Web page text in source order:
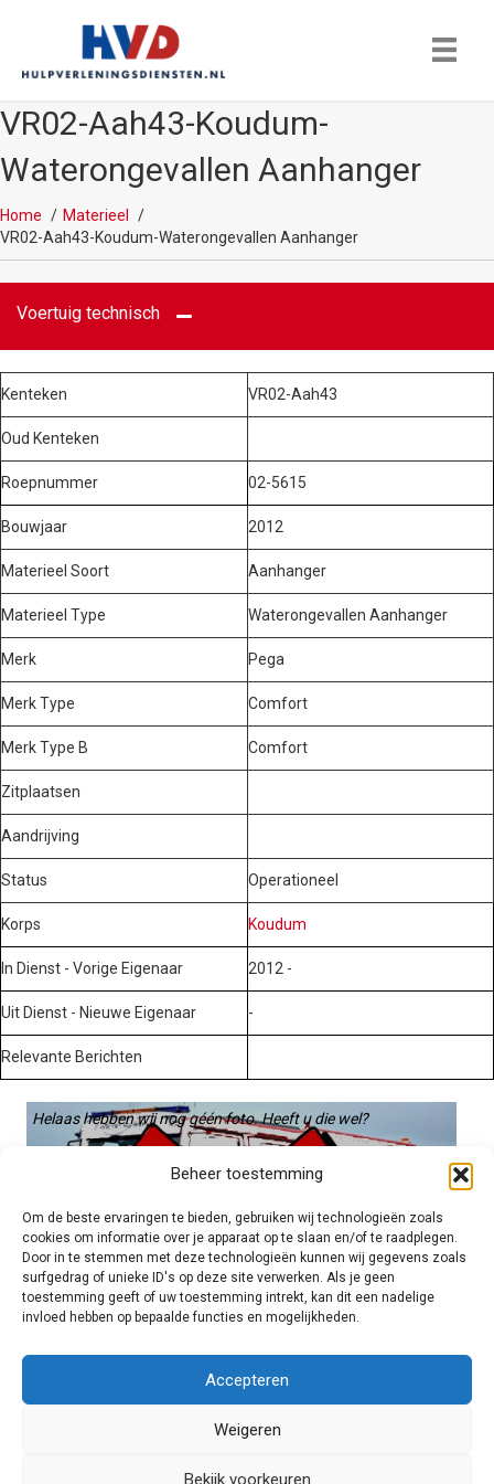
Beheer toestemming
Om de beste ervaringen te bieden, gebruiken wij technologieën zoals
cookies om informatie over je apparaat op te slaan en/of te raadplegen.
Door in te stemmen met deze technologieën kunnen wij gegevens zoals
surfgedrag of unieke ID's op deze site verwerken. Als je geen
toestemming geeft of uw toestemming intrekt, kan dit een nadelige
invloed hebben op bepaalde functies en mogelijkheden.
Accepteren
Weigeren
Bekijk voorkeuren
VR02-Aah43-Koudum-
Waterongevallen Aanhanger
Home
Materieel
VR02-Aah43-Koudum-Waterongevallen Aanhanger
Voertuig technisch
Kenteken VR02-Aah43
Oud Kenteken
Roepnummer 02-5615
Bouwjaar 2012
Materieel Soort Aanhanger
Materieel Type Waterongevallen Aanhanger
Merk Pega
Merk Type Comfort
Merk Type B Comfort
Zitplaatsen
Aandrijving
Status Operationeel
Korps Koudum
In Dienst - Vorige Eigenaar 2012 -
Uit Dienst - Nieuwe Eigenaar -
Relevante Berichten
Helaas hebben wij nog géén foto. Heeft u die wel?
Graag gebruiken we die. Stuur hem op naar:
voertuigen@hulpverleningsdiensten.nl